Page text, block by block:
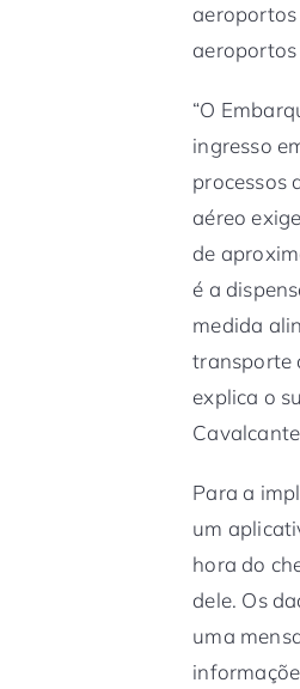
aeroportos
“O
ingresso
processos
aéreo
de
é a
medida
transporte
explica o
Para a
um
hora do
dele. Os
uma